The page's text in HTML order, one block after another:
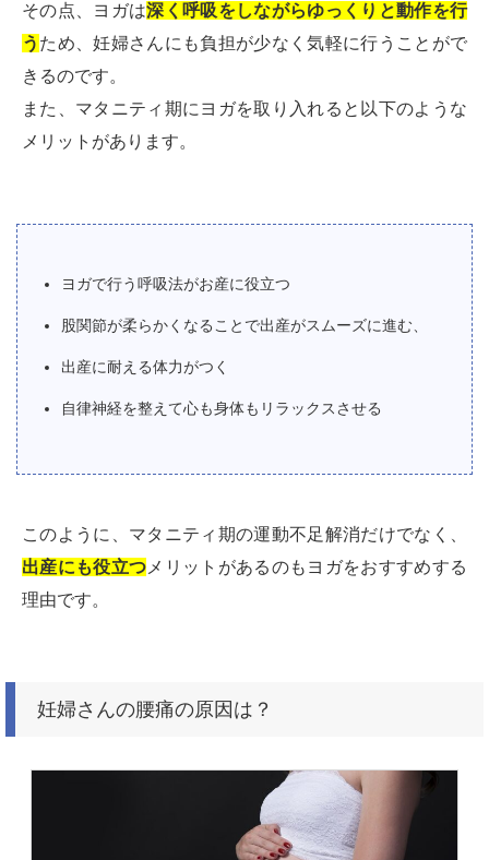
その点、ヨガは深く呼吸をしながらゆっくりと動作を行
う ため、妊婦さんにも負担が少なく気軽に行うことがで
きるのです。
また、マタニティ期にヨガを取り入れると以下のような
メリットがあります。
ヨガで行う呼吸法がお産に役立つ
股関節が柔らかくなることで出産がスムーズに進む、
出産に耐える体力がつく
自律神経を整えて心も身体もリラックスさせる
このように、マタニティ期の運動不足解消だけでなく、
出産にも役立つ メリットがあるのもヨガをおすすめする
理由です。
妊婦さんの腰痛の原因は？